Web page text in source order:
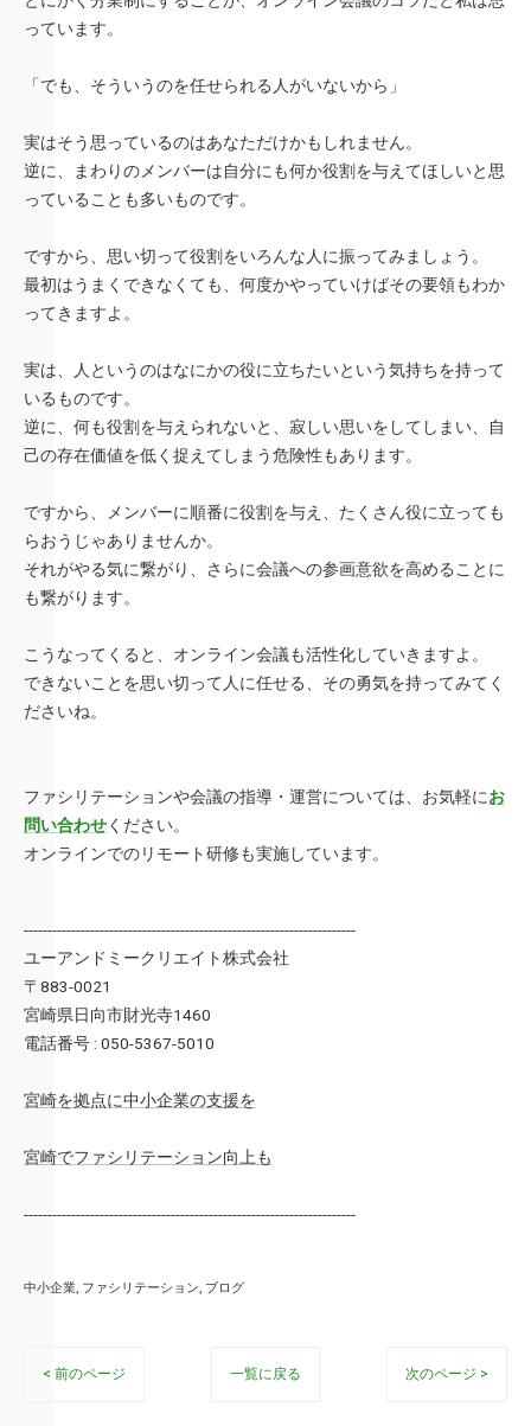
っています。
「でも、そういうのを任せられる人がいないから」
実はそう思っているのはあなただけかもしれません。
逆に、まわりのメンバーは自分にも何か役割を与えてほしいと思
っていることも多いものです。
ですから、思い切って役割をいろんな人に振ってみましょう。
最初はうまくできなくても、何度かやっていけばその要領もわか
ってきますよ。
実は、人というのはなにかの役に立ちたいという気持ちを持って
いるものです。
逆に、何も役割を与えられないと、寂しい思いをしてしまい、自
己の存在価値を低く捉えてしまう危険性もあります。
ですから、メンバーに順番に役割を与え、たくさん役に立っても
らおうじゃありませんか。
それがやる気に繋がり、さらに会議への参画意欲を高めることに
も繋がります。
こうなってくると、オンライン会議も活性化していきますよ。
できないことを思い切って人に任せる、その勇気を持ってみてく
ださいね。
ファシリテーションや会議の指導・運営については、お気軽にお
問い合わせください。
オンラインでのリモート研修も実施しています。
----------------------------------------------------------------------
ユーアンドミークリエイト株式会社
〒883-0021
宮崎県日向市財光寺1460
電話番号 : 050-5367-5010
宮崎を拠点に中小企業の支援を
宮崎でファシリテーション向上も
----------------------------------------------------------------------
中小企業 ファシリテーション ブログ
< 前のページ 一覧に戻る 次のページ >